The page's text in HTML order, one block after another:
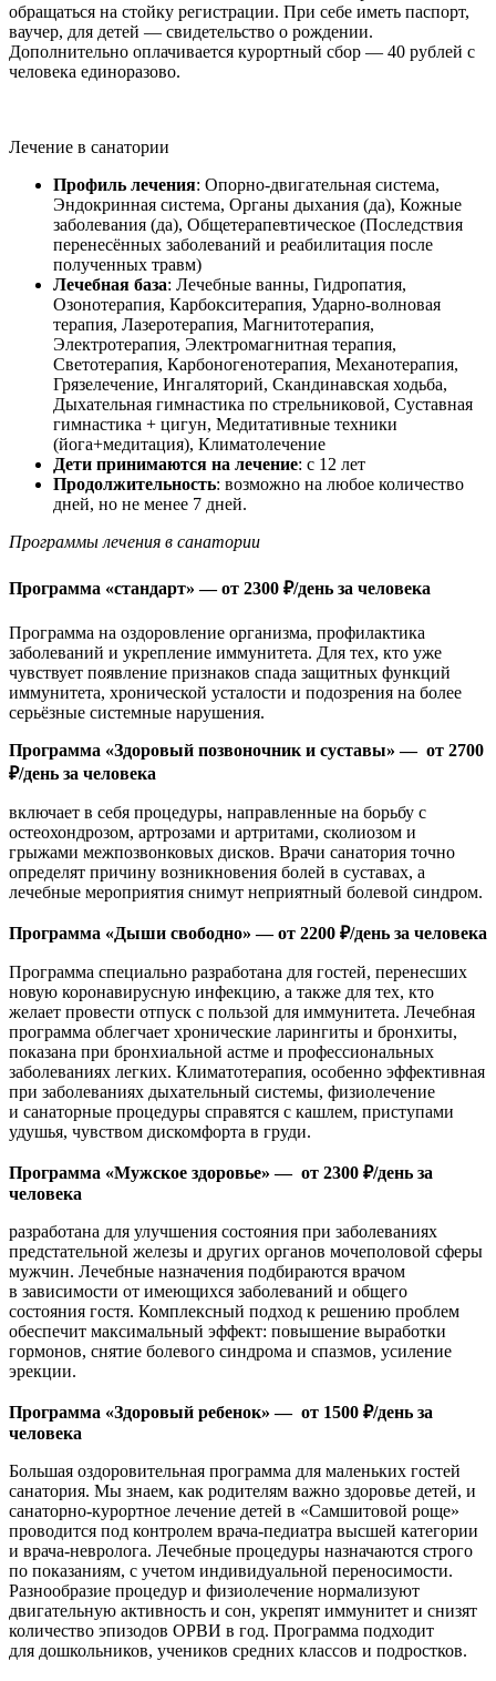
обращаться на стойку регистрации. При себе иметь паспорт,
ваучер, для детей — свидетельство о рождении.
Дополнительно оплачивается курортный сбор — 40 рублей с
человека единоразово.
Лечение в санатории
Профиль лечения: Опорно-двигательная система,
Эндокринная система, Органы дыхания (да), Кожные
заболевания (да), Общетерапевтическое (Последствия
перенесённых заболеваний и реабилитация после
полученных травм)
Лечебная база: Лечебные ванны, Гидропатия,
Озонотерапия, Карбокситерапия, Ударно-волновая
терапия, Лазеротерапия, Магнитотерапия,
Электротерапия, Электромагнитная терапия,
Светотерапия, Карбоногенотерапия, Механотерапия,
Грязелечение, Ингаляторий, Скандинавская ходьба,
Дыхательная гимнастика по стрельниковой, Суставная
гимнастика + цигун, Медитативные техники
(йога+медитация), Климатолечение
Дети принимаются на лечение: с 12 лет
Продолжительность: возможно на любое количество
дней, но не менее 7 дней.
Программы лечения в санатории
Программа «стандарт» — от 2300 ₽/день за человека
Программа на оздоровление организма, профилактика
заболеваний и укрепление иммунитета. Для тех, кто уже
чувствует появление признаков спада защитных функций
иммунитета, хронической усталости и подозрения на более
серьёзные системные нарушения.
Программа «Здоровый позвоночник и суставы» — от 2700
₽/день за человека
включает в себя процедуры, направленные на борьбу с
остеохондрозом, артрозами и артритами, сколиозом и
грыжами межпозвонковых дисков. Врачи санатория точно
определят причину возникновения болей в суставах, а
лечебные мероприятия снимут неприятный болевой синдром.
Программа «Дыши свободно» — от 2200 ₽/день за человека
Программа специально разработана для гостей, перенесших
новую коронавирусную инфекцию, а также для тех, кто
желает провести отпуск с пользой для иммунитета. Лечебная
программа облегчает хронические ларингиты и бронхиты,
показана при бронхиальной астме и профессиональных
заболеваниях легких. Климатотерапия, особенно эффективная
при заболеваниях дыхательный системы, физиолечение
и санаторные процедуры справятся с кашлем, приступами
удушья, чувством дискомфорта в груди.
Программа «Мужское здоровье» — от 2300 ₽/день за
человека
разработана для улучшения состояния при заболеваниях
предстательной железы и других органов мочеполовой сферы
мужчин. Лечебные назначения подбираются врачом
в зависимости от имеющихся заболеваний и общего
состояния гостя. Комплексный подход к решению проблем
обеспечит максимальный эффект: повышение выработки
гормонов, снятие болевого синдрома и спазмов, усиление
эрекции.
Программа «Здоровый ребенок» — от 1500 ₽/день за
человека
Большая оздоровительная программа для маленьких гостей
санатория. Мы знаем, как родителям важно здоровье детей, и
санаторно-курортное лечение детей в «Самшитовой роще»
проводится под контролем врача-педиатра высшей категории
и врача-невролога. Лечебные процедуры назначаются строго
по показаниям, с учетом индивидуальной переносимости.
Разнообразие процедур и физиолечение нормализуют
двигательную активность и сон, укрепят иммунитет и снизят
количество эпизодов ОРВИ в год. Программа подходит
для дошкольников, учеников средних классов и подростков.